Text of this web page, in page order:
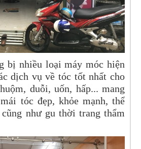
bị nhiều loại máy móc hiện
dịch vụ về tóc tốt nhất cho
duỗi, uốn, hấp... mang
tóc đẹp, khỏe mạnh, thể
như gu thời trang thẩm